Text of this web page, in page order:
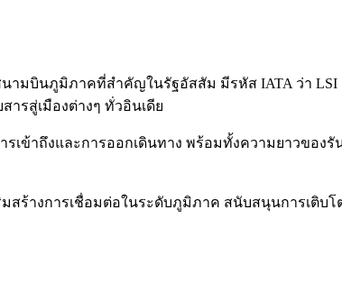
มบินภูมิภาคที่สำคัญในรัฐอัสสัม มีรหัส IATA ว่า
รสู่เมืองต่างๆ ทั่วอินเดีย
เข้าถึงและการออกเดินทาง พร้อมทั้งความยาวของรั
ร้างการเชื่อมต่อในระดับภูมิภาค สนับสนุนการเติบโ